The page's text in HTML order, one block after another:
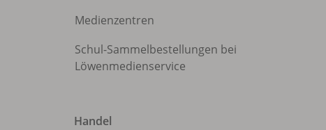
Medienzentren
Schul-Sammelbestellungen bei
Löwenmedienservice
Handel